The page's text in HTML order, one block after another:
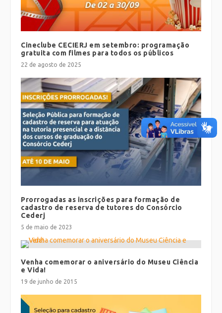
Cineclube CECIERJ em setembro: programação
gratuita com filmes para todos os públicos
22 de agosto de 2025
Prorrogadas as inscrições para formação de
cadastro de reserva de tutores do Consórcio
Cederj
5 de maio de 2023
Venha comemorar o aniversário do Museu Ciência
e Vida!
19 de junho de 2015